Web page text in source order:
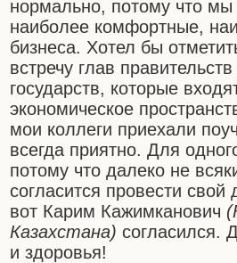
нормально, потому что
наиболее комфортные,
бизнеса. Хотел бы
встречу глав
государств, которые
экономическое
мои коллеги приехали
всегда приятно. Для
потому что далеко не
согласится провести
вот Карим Кажимканович
Казахстана)согласился.
и здоровья!